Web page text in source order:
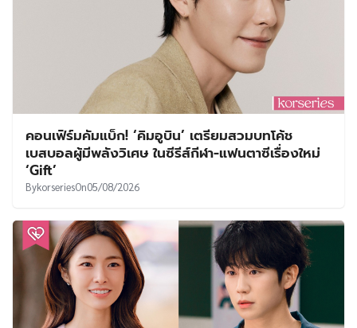
คอนเฟิร์มคัมแบ็ก! ‘คิมอูบิน’ เตรียมสวมบทโค้ช
เบสบอลผู้มีพลังวิเศษ ในซีรีส์กีฬา-แฟนตาซีเรื่องใหม่
‘Gift’
BykorseriesOn05/08/2026